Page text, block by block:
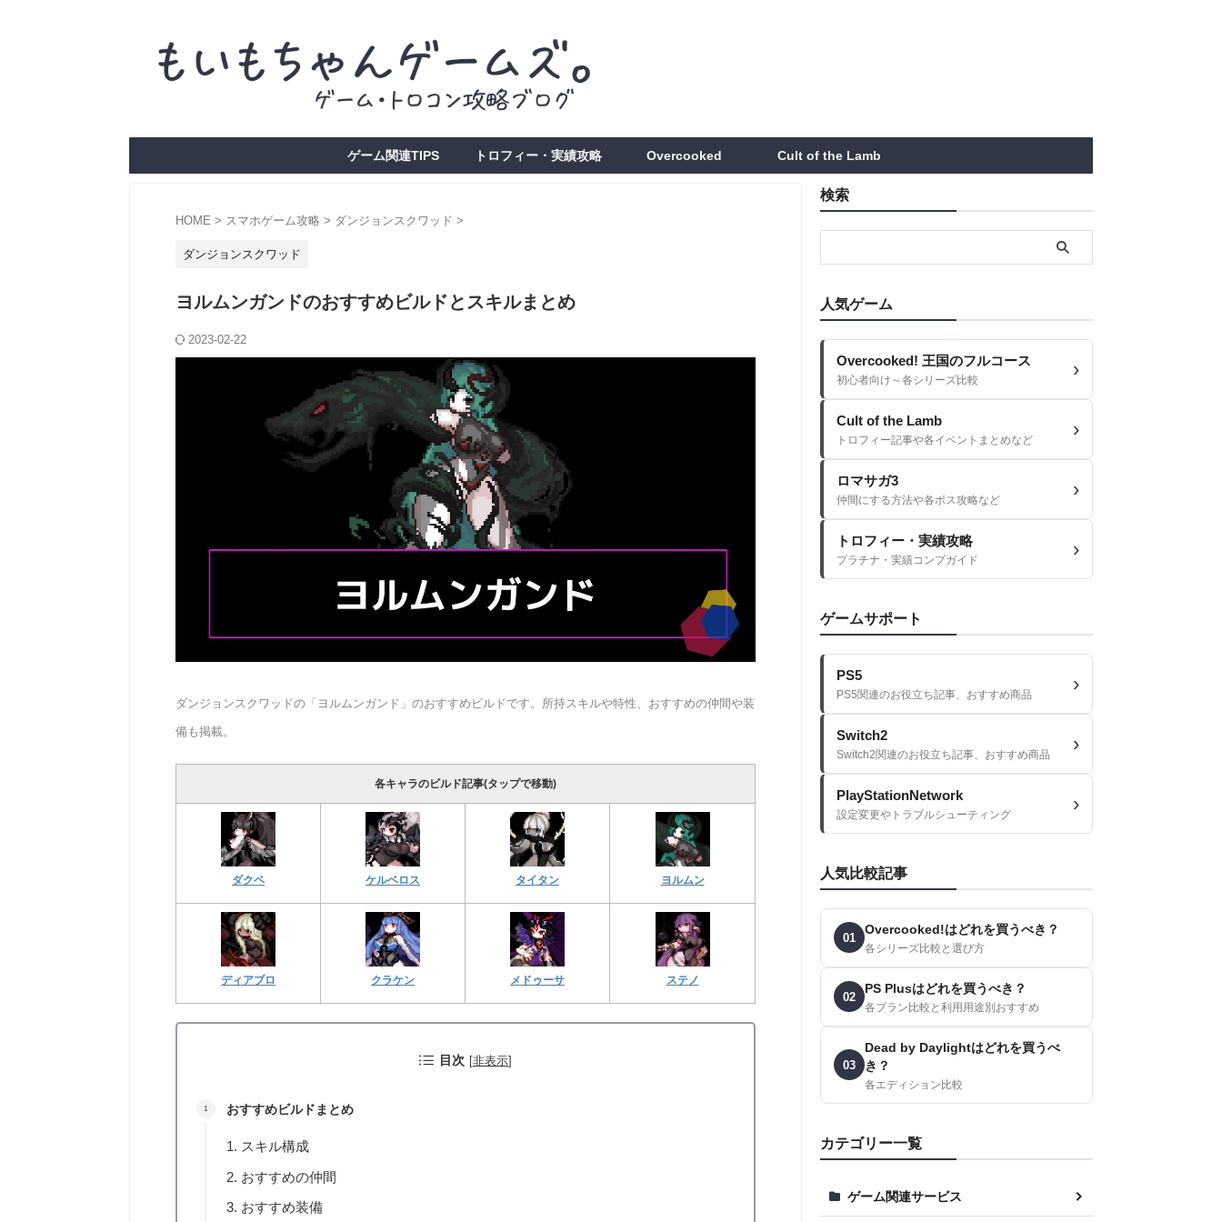
ゲーム関連TIPS トロフィー・実績攻略 Overcooked Cult of the Lamb
HOME > スマホゲーム攻略 > ダンジョンスクワッド >
ダンジョンスクワッド
ヨルムンガンドのおすすめビルドとスキルまとめ
2023-02-22
ダンジョンスクワッドの「ヨルムンガンド」のおすすめビルドです。所持スキルや特性、おすすめの仲間や装
備も掲載。
各キャラのビルド記事(タップで移動)
ダクペ ケルベロス タイタン ヨルムン
ディアブロ クラケン メドゥーサ ステノ
目次 [非表示]
おすすめビルドまとめ
スキル構成
おすすめの仲間
おすすめ装備
検索
人気ゲーム
Overcooked! 王国のフルコース
初心者向け～各シリーズ比較
Cult of the Lamb
トロフィー記事や各イベントまとめなど
ロマサガ3
仲間にする方法や各ボス攻略など
トロフィー・実績攻略
プラチナ・実績コンプガイド
ゲームサポート
PS5
PS5関連のお役立ち記事、おすすめ商品
Switch2
Switch2関連のお役立ち記事、おすすめ商品
PlayStationNetwork
設定変更やトラブルシューティング
人気比較記事
01
Overcooked!はどれを買うべき？
各シリーズ比較と選び方
02
PS Plusはどれを買うべき？
各プラン比較と利用用途別おすすめ
03
Dead by Daylightはどれを買うべ
き？
各エディション比較
カテゴリー一覧
ゲーム関連サービス